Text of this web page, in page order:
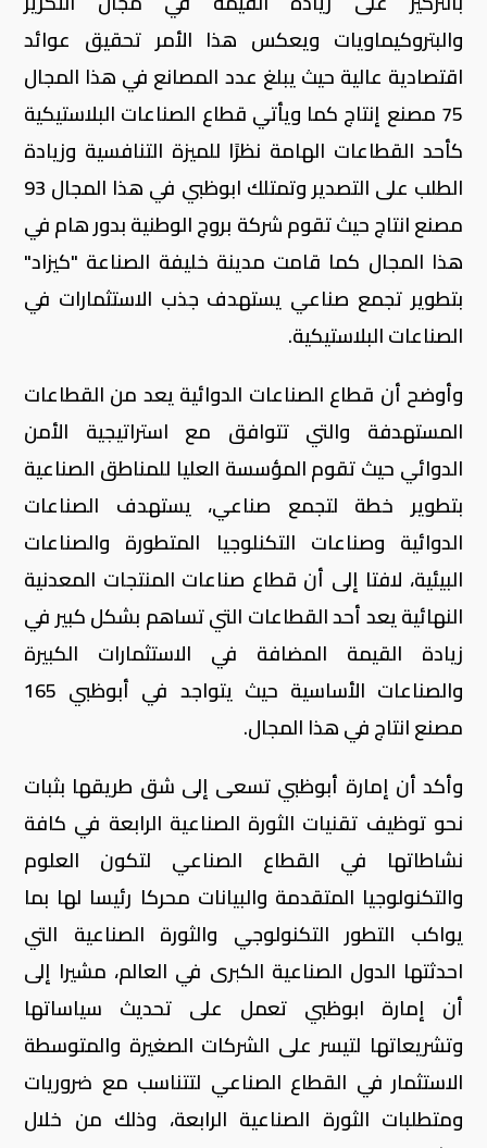
والبتروكيماويات ويعكس هذا الأمر تحقيق عوائد
اقتصادية عالية حيث يبلغ عدد المصانع في هذا المجال
75 مصنع إنتاج كما ويأتي قطاع الصناعات البلاستيكية
كأحد القطاعات الهامة نظرًا للميزة التنافسية وزيادة
الطلب على التصدير وتمتلك ابوظبي في هذا المجال 93
مصنع انتاج حيث تقوم شركة بروج الوطنية بدور هام في
هذا المجال كما قامت مدينة خليفة الصناعة "كيزاد"
بتطوير تجمع صناعي يستهدف جذب الاستثمارات في
الصناعات البلاستيكية.
وأوضح أن قطاع الصناعات الدوائية يعد من القطاعات
المستهدفة والتي تتوافق مع استراتيجية الأمن
الدوائي حيث تقوم المؤسسة العليا للمناطق الصناعية
بتطوير خطة لتجمع صناعي، يستهدف الصناعات
الدوائية وصناعات التكنلوجيا المتطورة والصناعات
البيئية، لافتا إلى أن قطاع صناعات المنتجات المعدنية
النهائية يعد أحد القطاعات التي تساهم بشكل كبير في
زيادة القيمة المضافة في الاستثمارات الكبيرة
والصناعات الأساسية حيث يتواجد في أبوظبي 165
مصنع انتاج في هذا المجال.
وأكد أن إمارة أبوظبي تسعى إلى شق طريقها بثبات
نحو توظيف تقنيات الثورة الصناعية الرابعة في كافة
نشاطاتها في القطاع الصناعي لتكون العلوم
والتكنولوجيا المتقدمة والبيانات محركا رئيسا لها بما
يواكب التطور التكنولوجي والثورة الصناعية التي
احدثتها الدول الصناعية الكبرى في العالم، مشيرا إلى
أن إمارة ابوظبي تعمل على تحديث سياساتها
وتشريعاتها لتيسر على الشركات الصغيرة والمتوسطة
الاستثمار في القطاع الصناعي لتتناسب مع ضروريات
ومتطلبات الثورة الصناعية الرابعة، وذلك من خلال